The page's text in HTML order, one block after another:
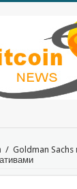
/ Goldman Sachs